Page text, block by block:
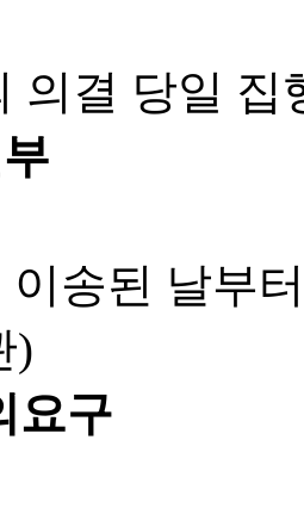
의결 당일 집
송된 날부
)
요구